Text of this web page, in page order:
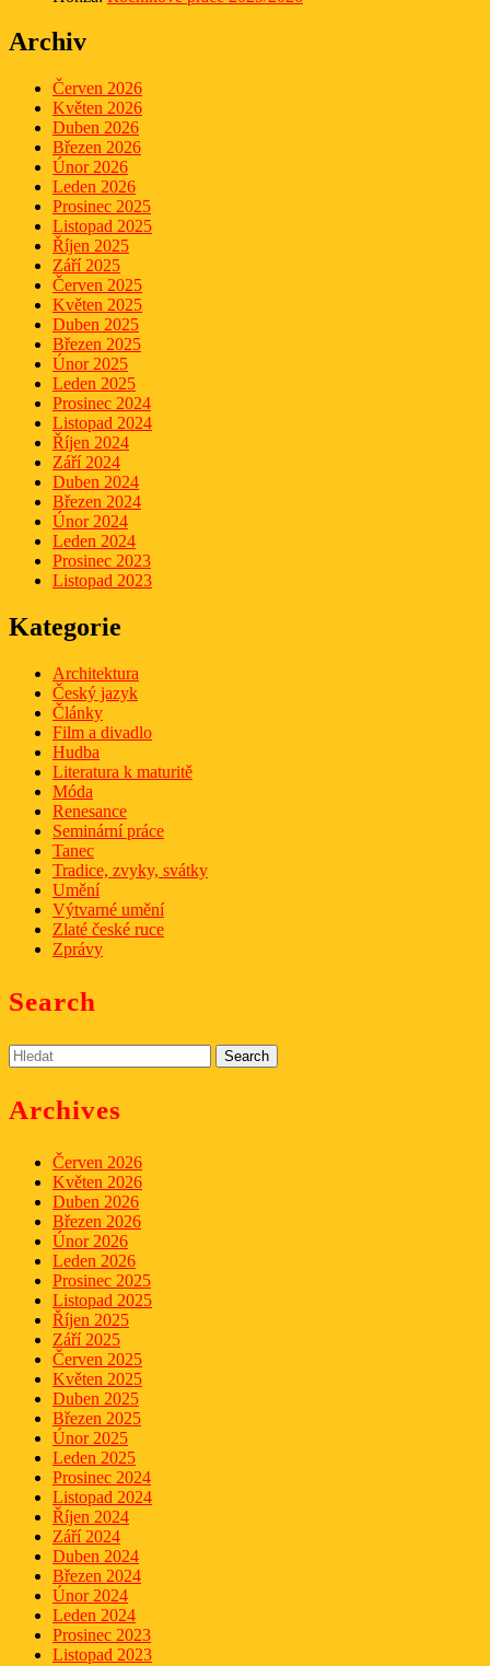
Archiv
Červen 2026
Květen 2026
Duben 2026
Březen 2026
Únor 2026
Leden 2026
Prosinec 2025
Listopad 2025
Říjen 2025
Září 2025
Červen 2025
Květen 2025
Duben 2025
Březen 2025
Únor 2025
Leden 2025
Prosinec 2024
Listopad 2024
Říjen 2024
Září 2024
Duben 2024
Březen 2024
Únor 2024
Leden 2024
Prosinec 2023
Listopad 2023
Kategorie
Architektura
Český jazyk
Články
Film a divadlo
Hudba
Literatura k maturitě
Móda
Renesance
Seminární práce
Tanec
Tradice, zvyky, svátky
Umění
Výtvarné umění
Zlaté české ruce
Zprávy
Search
Search
for:
Archives
Červen 2026
Květen 2026
Duben 2026
Březen 2026
Únor 2026
Leden 2026
Prosinec 2025
Listopad 2025
Říjen 2025
Září 2025
Červen 2025
Květen 2025
Duben 2025
Březen 2025
Únor 2025
Leden 2025
Prosinec 2024
Listopad 2024
Říjen 2024
Září 2024
Duben 2024
Březen 2024
Únor 2024
Leden 2024
Prosinec 2023
Listopad 2023